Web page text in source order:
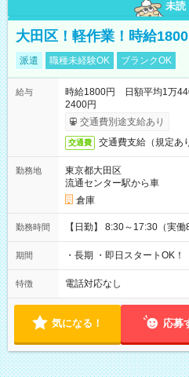
未読
大田区！軽作業！時給1800
派遣 職種未経験OK ブランクOK
給与
時給1800円 日額平均1万
2400円
交通費別途支給あり
交通費 交通費支給（規定あ
勤務地
東京都大田区
流通センター駅から車
倉庫
勤務時間 【日勤】 8:30～17:30（実働
期間 ・長期 ・即日スタートOK！
特徴 電話対応なし
気になる！ 応募